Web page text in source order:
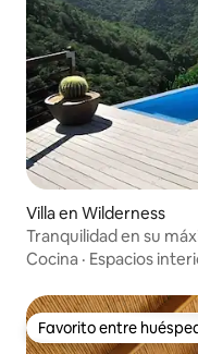
Villa en Wilderness
Tranquilidad en su
Kloof
Cocina · Espacios
Favorito entre
Favorito entre